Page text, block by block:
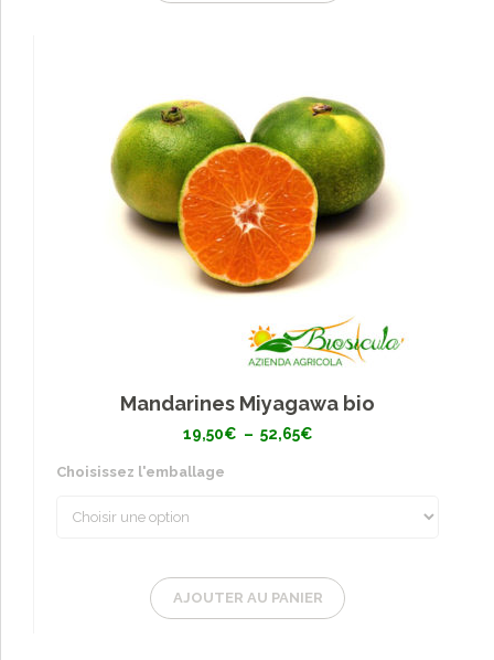
Mandarines Miyagawa bio
19,50€ – 52,65€Plage
Choisissez l'emballage
AJOUTER AU PANIER